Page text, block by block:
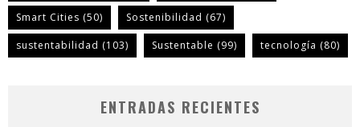
Smart Cities (50) Sostenibilidad (67)
sustentabilidad (103) Sustentable (99) tecnología (80)
ENTRADAS RECIENTES